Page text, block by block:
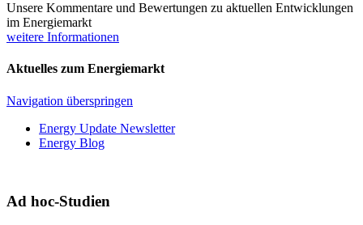
Unsere Kommentare und Bewertungen zu aktuellen Entwicklungen
im Energiemarkt
weitere Informationen
Aktuelles zum Energiemarkt
Navigation überspringen
Energy Update Newsletter
Energy Blog
Ad hoc-Studien